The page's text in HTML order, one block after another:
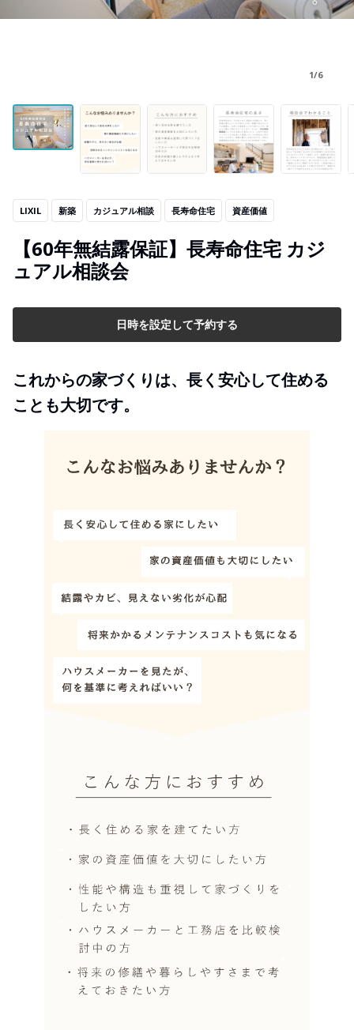
1/6
LIXIL 新築 カジュアル相談 長寿命住宅 資産価値
【60年無結露保証】長寿命住宅 カジ
ュアル相談会
日時を設定して予約する
これからの家づくりは、長く安心して住める
ことも大切です。